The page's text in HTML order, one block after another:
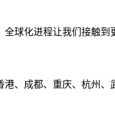
球化进程让我们接触到
港、成都、重庆、杭州